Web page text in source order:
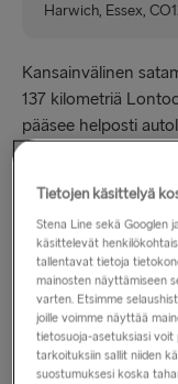
Harwich, Essex,
Kansainvälinen
137 kilometriä
pääsee helposti
Jos matkustat
ja lisäksi tehdä
Harwichista löydät
saatavilla
Tietojen käsittelyä
Stena Line sekä Googlen
käsittelevät
tallentavat tietoja
mainosten näyttämiseen
varten. Etsimme
joille voimme näyttää
tietosuoja-asetuksiasi
tarkoituksiin sallit niiden
suostumuksesi koska